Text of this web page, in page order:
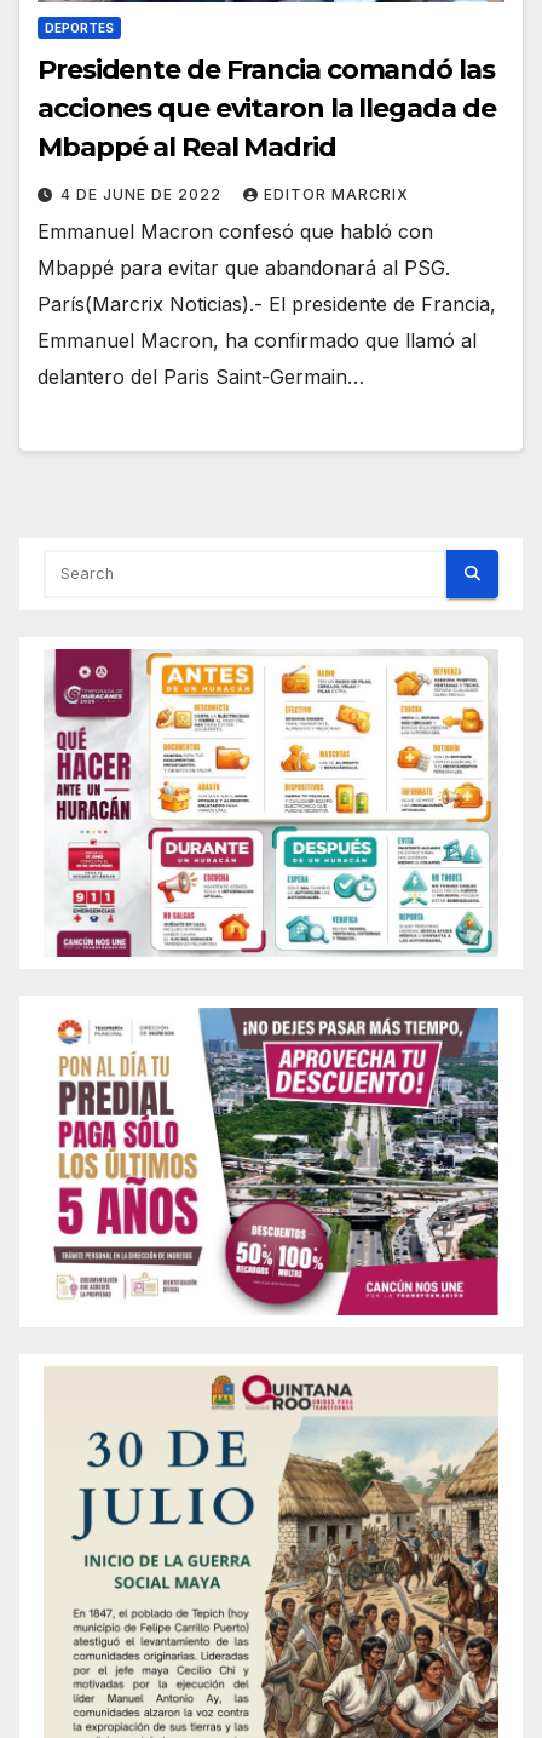
DEPORTES
Presidente de Francia comandó las
acciones que evitaron la llegada de
Mbappé al Real Madrid
4 DE JUNE DE 2022 EDITOR MARCRIX
Emmanuel Macron confesó que habló con
Mbappé para evitar que abandonará al PSG.
París(Marcrix Noticias).- El presidente de Francia,
Emmanuel Macron, ha confirmado que llamó al
delantero del Paris Saint-Germain…